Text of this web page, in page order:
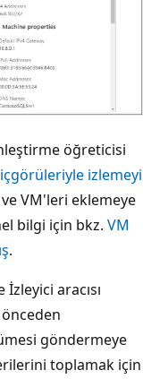
öğreticisi
izlemeyi
VM'leri eklemeye
bilgi için bkz. VM
.
aracısı
göndermeye
toplamak için